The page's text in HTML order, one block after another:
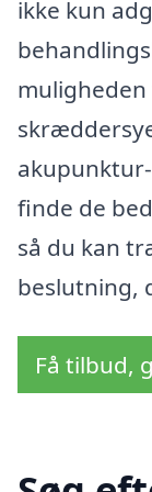
ikke kun
finde de
så du kan
beslutning,
Få tilbud,